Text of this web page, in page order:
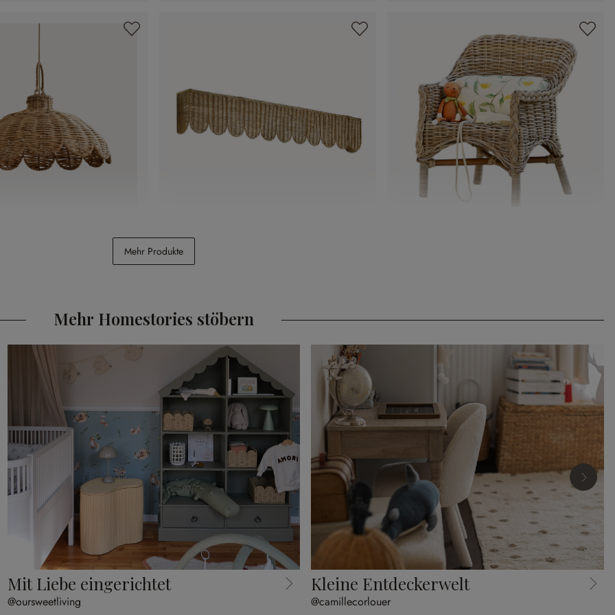
Fensterverkleidung Glyndon
Mehr Produkte
Mehr Homestories stöbern
Mit Liebe eingerichtet
@oursweetliving
Kleine Entdeckerwelt
@camillecorlouer